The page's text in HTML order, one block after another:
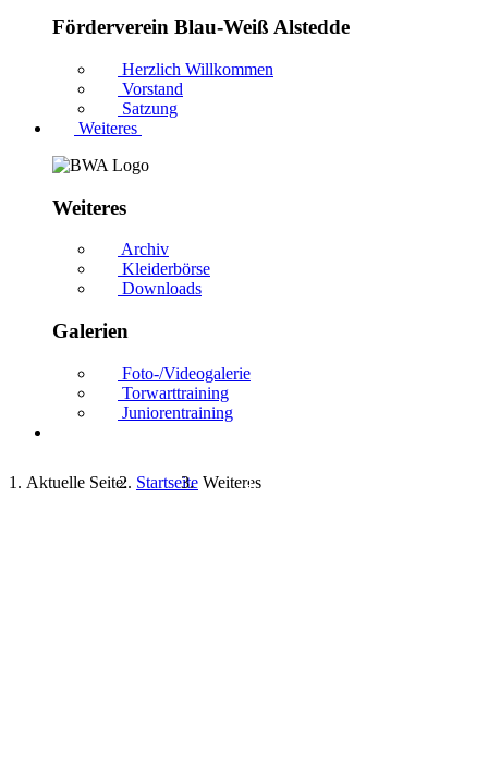
Förderverein Blau-Weiß Alstedde
Herzlich Willkommen
Vorstand
Satzung
Weiteres
Weiteres
Archiv
Kleiderbörse
Downloads
Galerien
Foto-/Videogalerie
Torwarttraining
Juniorentraining
Aktuelle Seite: Startseite Weiteres